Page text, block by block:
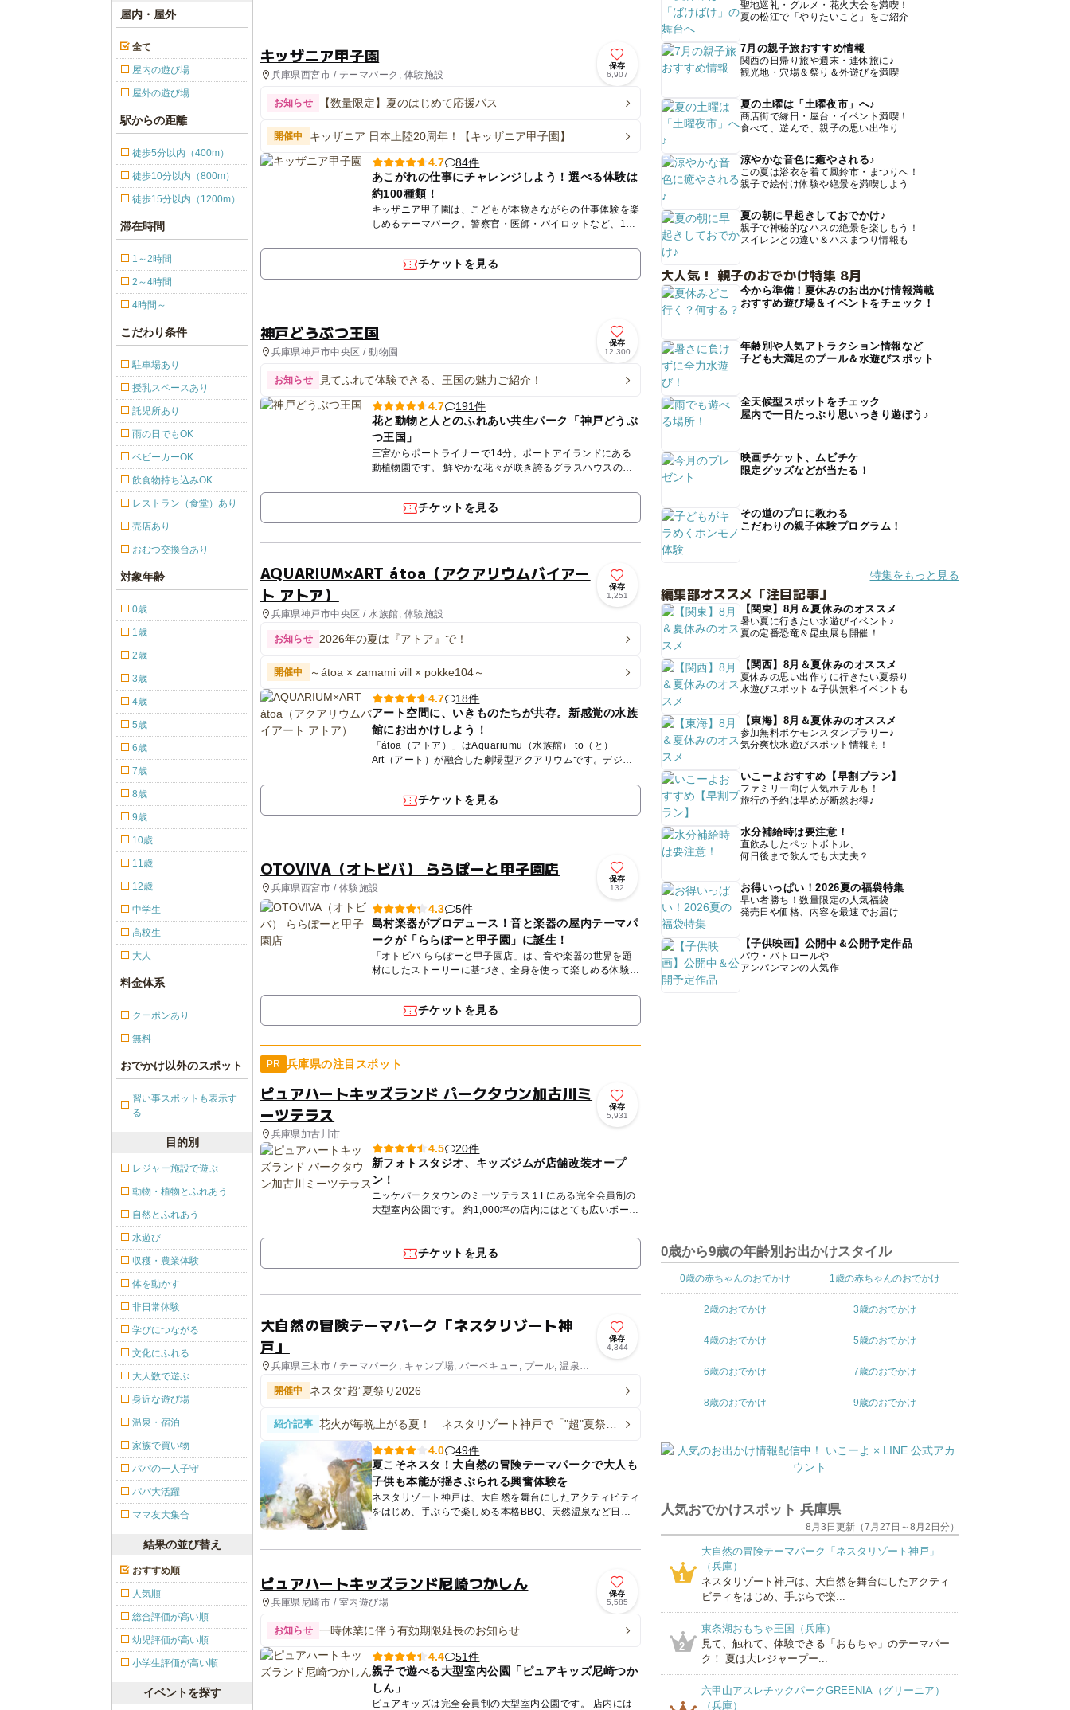
キッザニア甲子園
兵庫県西宮市 / テーマパーク, 体験施設
保存
6,907
お知らせ 【数量限定】夏のはじめて応援パス
開催中 キッザニア 日本上陸20周年！【キッザニア甲子園】
4.7
84件
あこがれの仕事にチャレンジしよう！選べる体験は
約100種類！
キッザニア甲子園は、こどもが本物さながらの仕事体験を楽
しめるテーマパーク。警察官・医師・パイロットなど、100
い、銀行口座...
チケットを見る
神戸どうぶつ王国
兵庫県神戸市中央区 / 動物園
保存
12,300
お知らせ 見てふれて体験できる、王国の魅力ご紹介！
4.7
191件
花と動物と人とのふれあい共生パーク「神戸どうぶ
つ王国」
三宮からポートライナーで14分。ポートアイランドにある
動植物園です。 鮮やかな花々が咲き誇るグラスハウスの屋
会うことが...
チケットを見る
AQUARIUM×ART átoa（アクアリウムバイアー
ト アトア）
兵庫県神戸市中央区 / 水族館, 体験施設
保存
1,251
お知らせ 2026年の夏は『アトア』で！
開催中 ～átoa × zamami vill × pokke104～
4.7
18件
アート空間に、いきものたちが共存。新感覚の水族
館にお出かけしよう！
「átoa（アトア）」はAquariumu（水族館） to（と）
Art（アート）が融合した劇場型アクアリウムです。デジタ
チケットを見る
OTOVIVA（オトビバ） ららぽーと甲子園店
兵庫県西宮市 / 体験施設
保存
132
4.3
5件
島村楽器がプロデュース！音と楽器の屋内テーマパ
ークが「ららぽーと甲子園」に誕生！
「オトビバ ららぽーと甲子園店」は、音や楽器の世界を題
材にしたストーリーに基づき、全身を使って楽しめる体験型
ジタル技術を...
チケットを見る
PR 兵庫県の注目スポット
ピュアハートキッズランド パークタウン加古川ミ
ーツテラス
兵庫県加古川市
保存
5,931
4.5
20件
新フォトスタジオ、キッズジムが店舗改装オープ
ン！
ニッケパークタウンのミーツテラス１Fにある完全会員制の
大型室内公園です。 約1,000坪の店内にはとても広いボール
な遊...
チケットを見る
大自然の冒険テーマパーク「ネスタリゾート神
戸」
兵庫県三木市 / テーマパーク, キャンプ場, バーベキュー, プール, 温泉・
銭湯, ホテル・旅館
保存
4,344
開催中 ネスタ“超”夏祭り2026
紹介記事
花火が毎晩上がる夏！ ネスタリゾート神戸で「"超"夏祭り
4.0
49件
夏こそネスタ！大自然の冒険テーマパークで大人も
子供も本能が揺さぶられる興奮体験を
ネスタリゾート神戸は、大自然を舞台にしたアクティビティ
をはじめ、手ぶらで楽しめる本格BBQ、天然温泉など日帰
ピュアハートキッズランド尼崎つかしん
兵庫県尼崎市 / 室内遊び場
保存
5,585
お知らせ 一時休業に伴う有効期限延長のお知らせ
4.4
51件
親子で遊べる大型室内公園「ピュアキッズ尼崎つか
しん」
ピュアキッズは完全会員制の大型室内公園です。 店内には
屋内・屋外
全て
屋内の遊び場
屋外の遊び場
駅からの距離
徒歩5分以内（400m）
徒歩10分以内（800m）
徒歩15分以内（1200m）
滞在時間
1～2時間
2～4時間
4時間～
こだわり条件
駐車場あり
授乳スペースあり
託児所あり
雨の日でもOK
ベビーカーOK
飲食物持ち込みOK
レストラン（食堂）あり
売店あり
おむつ交換台あり
対象年齢
0歳
1歳
2歳
3歳
4歳
5歳
6歳
7歳
8歳
9歳
10歳
11歳
12歳
中学生
高校生
大人
料金体系
クーポンあり
無料
おでかけ以外のスポット
習い事スポットも表示す
る
目的別
レジャー施設で遊ぶ
動物・植物とふれあう
自然とふれあう
水遊び
収穫・農業体験
体を動かす
非日常体験
学びにつながる
文化にふれる
大人数で遊ぶ
身近な遊び場
温泉・宿泊
家族で買い物
パパの一人子守
パパ大活躍
ママ友大集合
結果の並び替え
おすすめ順
人気順
総合評価が高い順
幼児評価が高い順
小学生評価が高い順
イベントを探す
聖地巡礼・グルメ・花火大会を満喫！
夏の松江で「やりたいこと」をご紹介
7月の親子旅おすすめ情報
関西の日帰り旅や週末・連休旅に♪
観光地・穴場＆祭り＆外遊びを満喫
夏の土曜は「土曜夜市」へ♪
商店街で縁日・屋台・イベント満喫！
食べて、遊んで、親子の思い出作り
涼やかな音色に癒やされる♪
この夏は浴衣を着て風鈴市・まつりへ！
親子で絵付け体験や絶景を満喫しよう
夏の朝に早起きしておでかけ♪
親子で神秘的なハスの絶景を楽しもう！
スイレンとの違い＆ハスまつり情報も
大人気！ 親子のおでかけ特集 8月
今から準備！夏休みのお出かけ情報満載
おすすめ遊び場＆イベントをチェック！
年齢別や人気アトラクション情報など
子ども大満足のプール＆水遊びスポット
全天候型スポットをチェック
屋内で一日たっぷり思いっきり遊ぼう♪
映画チケット、ムビチケ
限定グッズなどが当たる！
その道のプロに教わる
こだわりの親子体験プログラム！
特集をもっと見る
編集部オススメ「注目記事」
【関東】8月＆夏休みのオススメ
暑い夏に行きたい水遊びイベント♪
夏の定番恐竜＆昆虫展も開催！
【関西】8月＆夏休みのオススメ
夏休みの思い出作りに行きたい夏祭り
水遊びスポット＆子供無料イベントも
【東海】8月＆夏休みのオススメ
参加無料ポケモンスタンプラリー♪
気分爽快水遊びスポット情報も！
いこーよおすすめ【早割プラン】
ファミリー向け人気ホテルも！
旅行の予約は早めが断然お得♪
水分補給時は要注意！
直飲みしたペットボトル、
何日後まで飲んでも大丈夫？
お得いっぱい！2026夏の福袋特集
早い者勝ち！数量限定の人気福袋
発売日や価格、内容を最速でお届け
【子供映画】公開中＆公開予定作品
パウ・パトロールや
アンパンマンの人気作
0歳から9歳の年齢別お出かけスタイル
0歳の赤ちゃんのおでかけ 1歳の赤ちゃんのおでかけ
2歳のおでかけ 3歳のおでかけ
4歳のおでかけ 5歳のおでかけ
6歳のおでかけ 7歳のおでかけ
8歳のおでかけ 9歳のおでかけ
人気おでかけスポット 兵庫県
8月3日更新（7月27日～8月2日分）
1
大自然の冒険テーマパーク「ネスタリゾート神戸」
（兵庫）
ネスタリゾート神戸は、大自然を舞台にしたアクティ
ビティをはじめ、手ぶらで楽...
2
東条湖おもちゃ王国（兵庫）
見て、触れて、体験できる「おもちゃ」のテーマパー
ク！ 夏は大レジャープー...
六甲山アスレチックパークGREENIA（グリーニア）
（兵庫）